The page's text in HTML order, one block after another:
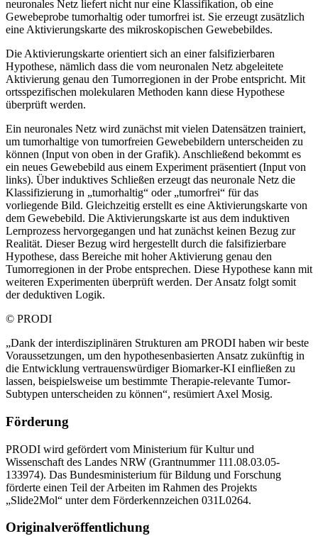
neuronales Netz liefert nicht nur eine Klassifikation, ob eine
Gewebeprobe tumorhaltig oder tumorfrei ist. Sie erzeugt zusätzlich
eine Aktivierungskarte des mikroskopischen Gewebebildes.
Die Aktivierungskarte orientiert sich an einer falsifizierbaren
Hypothese, nämlich dass die vom neuronalen Netz abgeleitete
Aktivierung genau den Tumorregionen in der Probe entspricht. Mit
ortsspezifischen molekularen Methoden kann diese Hypothese
überprüft werden.
Ein neuronales Netz wird zunächst mit vielen Datensätzen trainiert,
um tumorhaltige von tumorfreien Gewebebildern unterscheiden zu
können (Input von oben in der Grafik). Anschließend bekommt es
ein neues Gewebebild aus einem Experiment präsentiert (Input von
links). Über induktives Schließen erzeugt das neuronale Netz die
Klassifizierung in „tumorhaltig“ oder „tumorfrei“ für das
vorliegende Bild. Gleichzeitig erstellt es eine Aktivierungskarte von
dem Gewebebild. Die Aktivierungskarte ist aus dem induktiven
Lernprozess hervorgegangen und hat zunächst keinen Bezug zur
Realität. Dieser Bezug wird hergestellt durch die falsifizierbare
Hypothese, dass Bereiche mit hoher Aktivierung genau den
Tumorregionen in der Probe entsprechen. Diese Hypothese kann mit
weiteren Experimenten überprüft werden. Der Ansatz folgt somit
der deduktiven Logik.
© PRODI
„Dank der interdisziplinären Strukturen am PRODI haben wir beste
Voraussetzungen, um den hypothesenbasierten Ansatz zukünftig in
die Entwicklung vertrauenswürdiger Biomarker-KI einfließen zu
lassen, beispielsweise um bestimmte Therapie-relevante Tumor-
Subtypen unterscheiden zu können“, resümiert Axel Mosig.
Förderung
PRODI wird gefördert vom Ministerium für Kultur und
Wissenschaft des Landes NRW (Grantnummer 111.08.03.05-
133974). Das Bundesministerium für Bildung und Forschung
förderte einen Teil der Arbeiten im Rahmen des Projekts
„Slide2Mol“ unter dem Förderkennzeichen 031L0264.
Originalveröffentlichung